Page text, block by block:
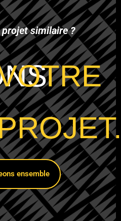
similaire ?
ensemble